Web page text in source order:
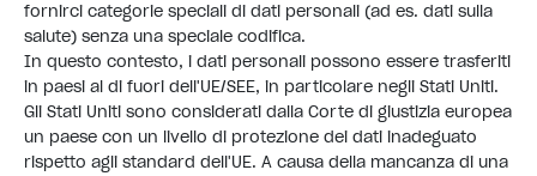
fornirci categorie speciali di dati personali (ad es. dati sulla
salute) senza una speciale codifica.
In questo contesto, i dati personali possono essere trasferiti
in paesi al di fuori dell'UE/SEE, in particolare negli Stati Uniti.
Gli Stati Uniti sono considerati dalla Corte di giustizia europea
un paese con un livello di protezione dei dati inadeguato
rispetto agli standard dell'UE. A causa della mancanza di una